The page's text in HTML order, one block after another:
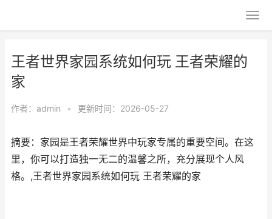
王者世界家园系统如何玩 王者荣耀的
家
作者： admin • 更新时间：2026-05-27
摘要：家园是王者荣耀世界中玩家专属的重要空间。在这
里，你可以打造独一无二的温馨之所，充分展现个人风
格。,王者世界家园系统如何玩 王者荣耀的家